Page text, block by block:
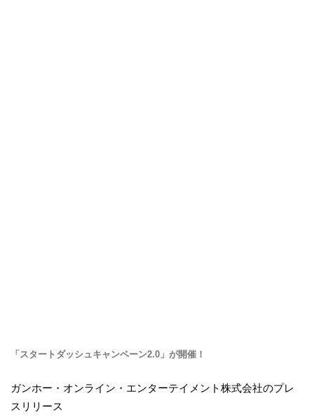
「スタートダッシュキャンペーン2.0」が開催！
ガンホー・オンライン・エンターテイメント株式会社のプレ
スリリース